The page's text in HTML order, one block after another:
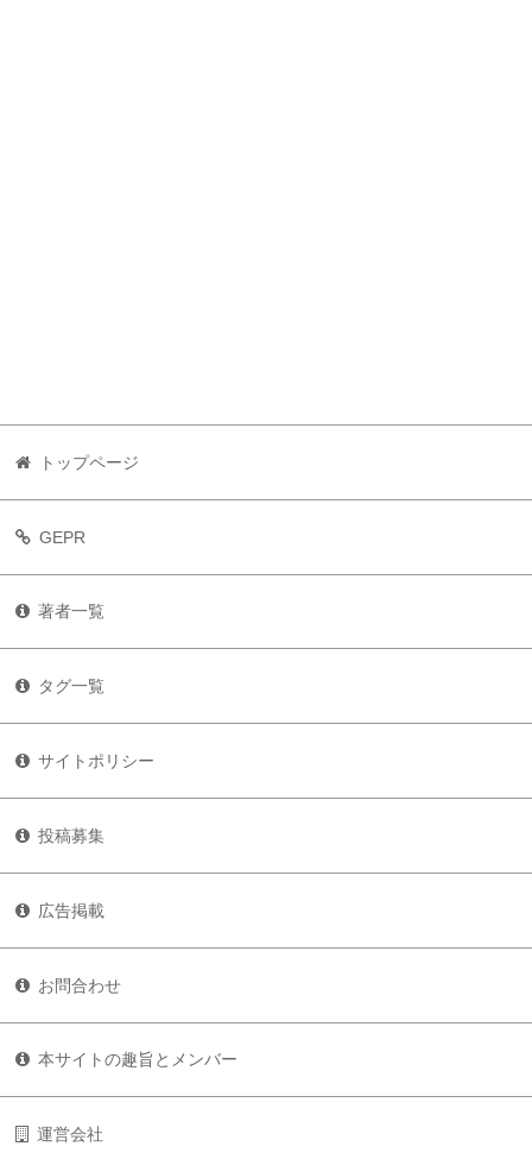
トップページ
GEPR
著者一覧
タグ一覧
サイトポリシー
投稿募集
広告掲載
お問合わせ
本サイトの趣旨とメンバー
運営会社